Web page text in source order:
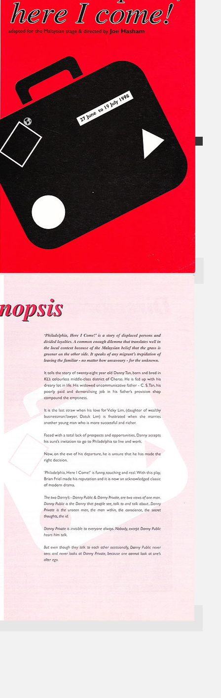
Teater
Tarian
Artikel
Penapisan
Sejarah Lisan
Mengenai Kami
Hubungi Kami
BM
Cari laman web
Gelintar